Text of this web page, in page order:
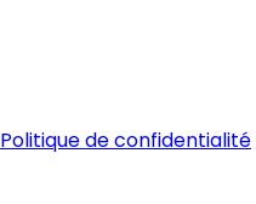
Politique de confidentialité